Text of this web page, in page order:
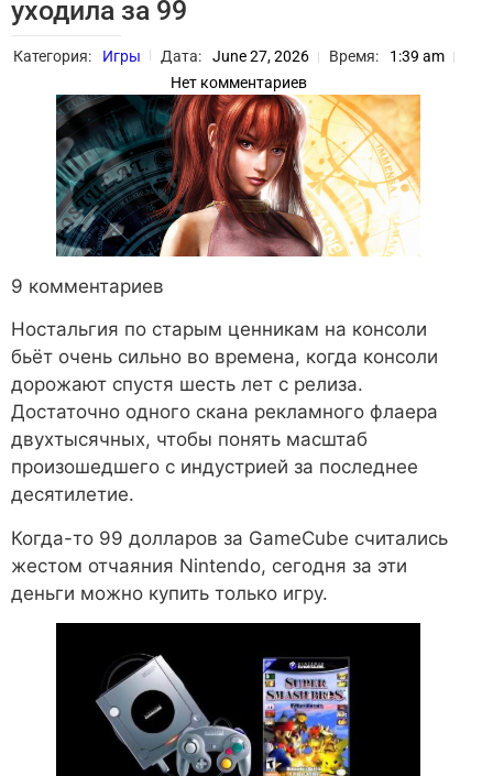
уходила за 99
Категория: Игры Дата: June 27, 2026 Время:
1:39 am
Нет комментариев
9 комментариев
Ностальгия по старым ценникам на консоли
бьёт очень сильно во времена, когда консоли
дорожают спустя шесть лет с релиза.
Достаточно одного скана рекламного флаера
двухтысячных, чтобы понять масштаб
произошедшего с индустрией за последнее
десятилетие.
Когда-то 99 долларов за GameCube считались
жестом отчаяния Nintendo, сегодня за эти
деньги можно купить только игру.